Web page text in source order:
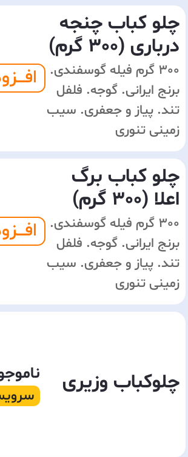
چلو کباب چنجه
درباری (300 گرم)
300 گرم فیله گوسفندی.
برنج ایرانی. گوجه. فلفل
تند. پیاز و جعفری. سیب
زمینی تنوری
چلو کباب برگ
اعلا (300 گرم)
300 گرم فیله گوسفندی.
برنج ایرانی. گوجه. فلفل
تند. پیاز و جعفری. سیب
زمینی تنوری
چلوکباب وزیری